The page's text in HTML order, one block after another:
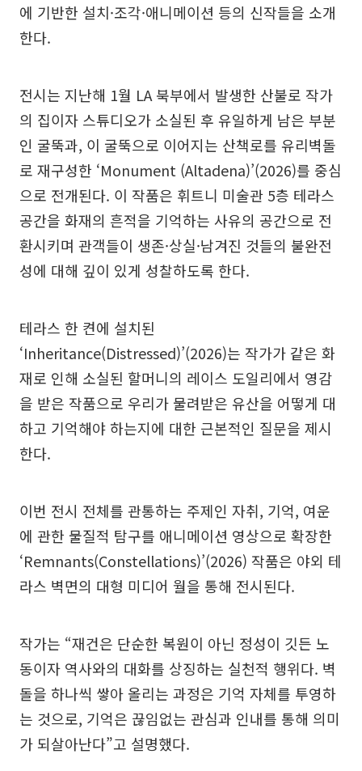
에 기반한 설치·조각·애니메이션 등의 신작들을 소개
한다.
전시는 지난해 1월 LA 북부에서 발생한 산불로 작가
의 집이자 스튜디오가 소실된 후 유일하게 남은 부분
인 굴뚝과, 이 굴뚝으로 이어지는 산책로를 유리벽돌
로 재구성한 ‘Monument (Altadena)’(2026)를 중심
으로 전개된다. 이 작품은 휘트니 미술관 5층 테라스
공간을 화재의 흔적을 기억하는 사유의 공간으로 전
환시키며 관객들이 생존·상실·남겨진 것들의 불완전
성에 대해 깊이 있게 성찰하도록 한다.
테라스 한 켠에 설치된
‘Inheritance(Distressed)’(2026)는 작가가 같은 화
재로 인해 소실된 할머니의 레이스 도일리에서 영감
을 받은 작품으로 우리가 물려받은 유산을 어떻게 대
하고 기억해야 하는지에 대한 근본적인 질문을 제시
한다.
이번 전시 전체를 관통하는 주제인 자취, 기억, 여운
에 관한 물질적 탐구를 애니메이션 영상으로 확장한
‘Remnants(Constellations)’(2026) 작품은 야외 테
라스 벽면의 대형 미디어 월을 통해 전시된다.
작가는 “재건은 단순한 복원이 아닌 정성이 깃든 노
동이자 역사와의 대화를 상징하는 실천적 행위다. 벽
돌을 하나씩 쌓아 올리는 과정은 기억 자체를 투영하
는 것으로, 기억은 끊임없는 관심과 인내를 통해 의미
가 되살아난다”고 설명했다.